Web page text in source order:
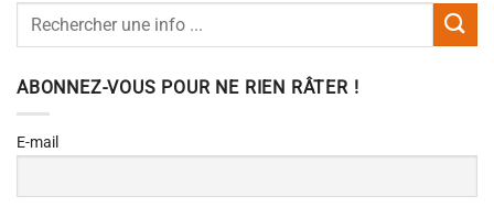
ABONNEZ-VOUS POUR NE RIEN RÂTER !
E-mail